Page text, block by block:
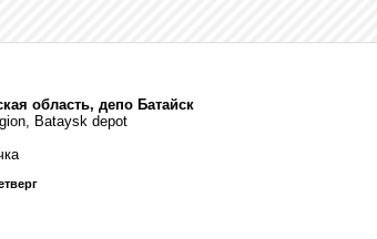
область, депо Батайск
Bataysk depot